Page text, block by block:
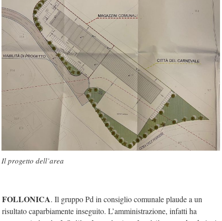
Il progetto dell’area
FOLLONICA. Il gruppo Pd in consiglio comunale plaude a un
risultato caparbiamente inseguito. L’amministrazione, infatti ha